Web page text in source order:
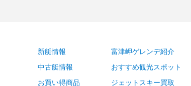
新艇情報
中古艇情報
お買い得商品
富津岬ゲレンデ紹介
おすすめ観光スポット
ジェットスキー買取